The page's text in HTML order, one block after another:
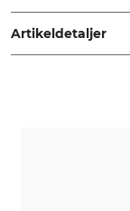
Artikeldetaljer